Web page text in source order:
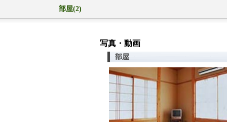
部屋(2)
写真・動画
部屋